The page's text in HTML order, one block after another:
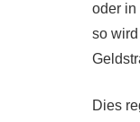
oder in
so
Dies